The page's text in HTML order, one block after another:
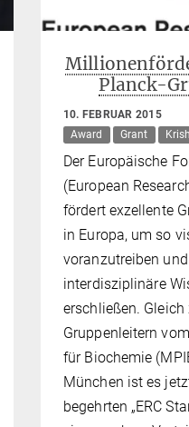
Planck-
10. FEBRUAR 2015
Award
Grant
Der Europäische
(European
fördert exzellente
in Europa, um so
voranzutreiben
interdisziplinäre
erschließen.
Gruppenleitern
für Biochemie
München ist es
begehrten „ERC